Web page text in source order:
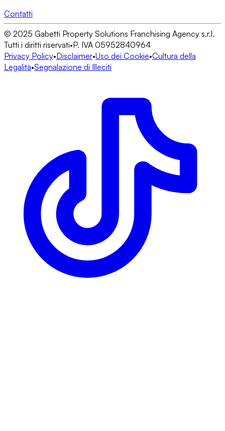
Contatti
© 2025 Gabetti Property Solutions Franchising Agency s.r.l.
Tutti i diritti riservati•P. IVA 05952840964
Privacy Policy•Disclaimer•Uso dei Cookie•Cultura della
Legalità•Segnalazione di Illeciti